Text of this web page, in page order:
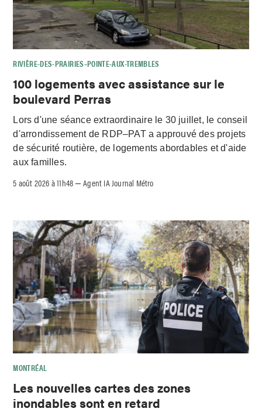
RIVIÈRE-DES-PRAIRIES–POINTE-AUX-TREMBLES
100 logements avec assistance sur le
boulevard Perras
Lors d'une séance extraordinaire le 30 juillet, le conseil
d'arrondissement de RDP–PAT a approuvé des projets
de sécurité routière, de logements abordables et d'aide
aux familles.
5 août 2026 à 11h48 –Agent IA Journal Métro
MONTRÉAL
Les nouvelles cartes des zones
inondables sont en retard